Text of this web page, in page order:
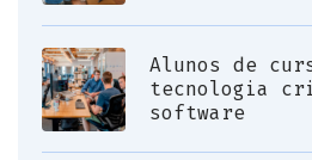
Alunos de
tecnologia
software